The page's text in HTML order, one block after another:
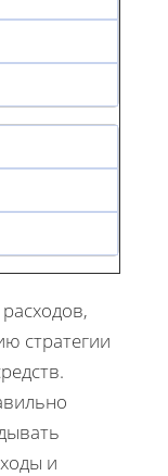
стратегии
и